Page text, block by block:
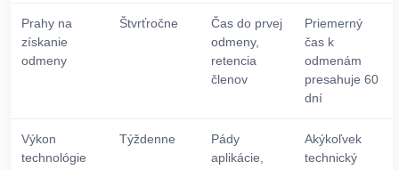
Prahy na
získanie
odmeny
Štvrťročne
Čas do prvej
odmeny,
retencia
členov
Priemerný
čas k
odmenám
presahuje 60
dní
Výkon
technológie
Týždenne
Pády
aplikácie,
Akýkoľvek
technický